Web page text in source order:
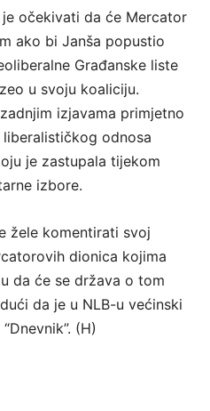
je očekivati da će Mercator
ako bi Janša popustio
Građanske liste
u svoju koaliciju.
izjavama primjetno
odnosa
je zastupala tijekom
izbore.
žele komentirati svoj
dionica kojima
da će se država o tom
da je u NLB-u većinski
(H)